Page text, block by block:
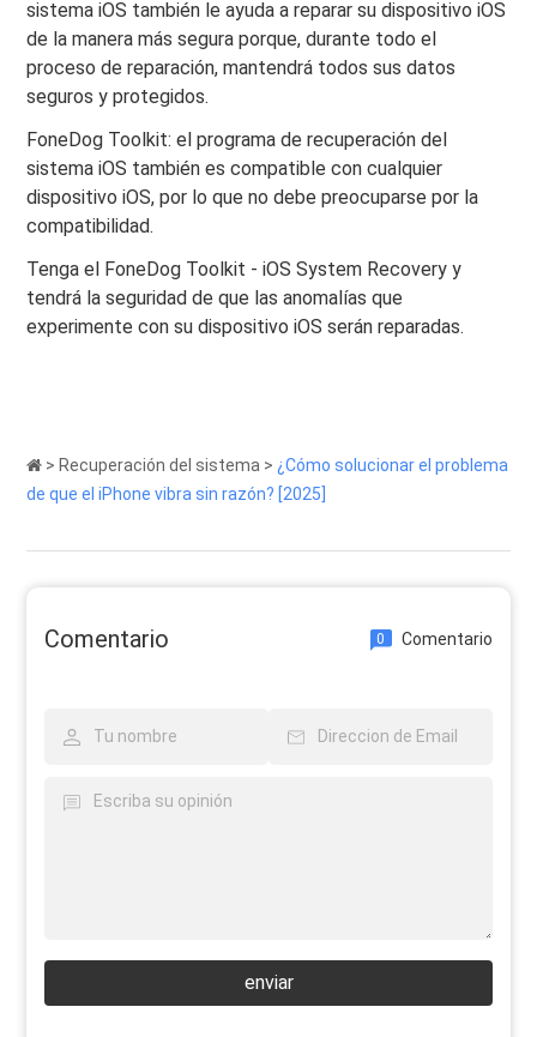
sistema iOS también le ayuda a reparar su dispositivo iOS
de la manera más segura porque, durante todo el
proceso de reparación, mantendrá todos sus datos
seguros y protegidos.
FoneDog Toolkit: el programa de recuperación del
sistema iOS también es compatible con cualquier
dispositivo iOS, por lo que no debe preocuparse por la
compatibilidad.
Tenga el FoneDog Toolkit - iOS System Recovery y
tendrá la seguridad de que las anomalías que
experimente con su dispositivo iOS serán reparadas.
> Recuperación del sistema > ¿Cómo solucionar el problema
de que el iPhone vibra sin razón? [2025]
Comentario 0 Comentario
enviar